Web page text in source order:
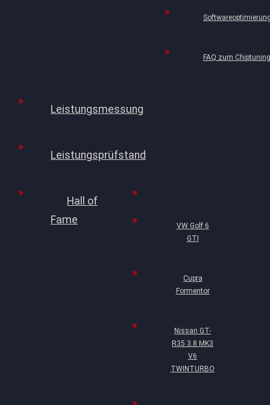
FAQ zum Chiptuning
Leistungsmessung
Leistungsprüfstand
Hall of
Fame
VW Golf 6
GTI
Cupra
Formentor
Nissan GT-
R35 3.8 MK3
V6
TWINTURBO